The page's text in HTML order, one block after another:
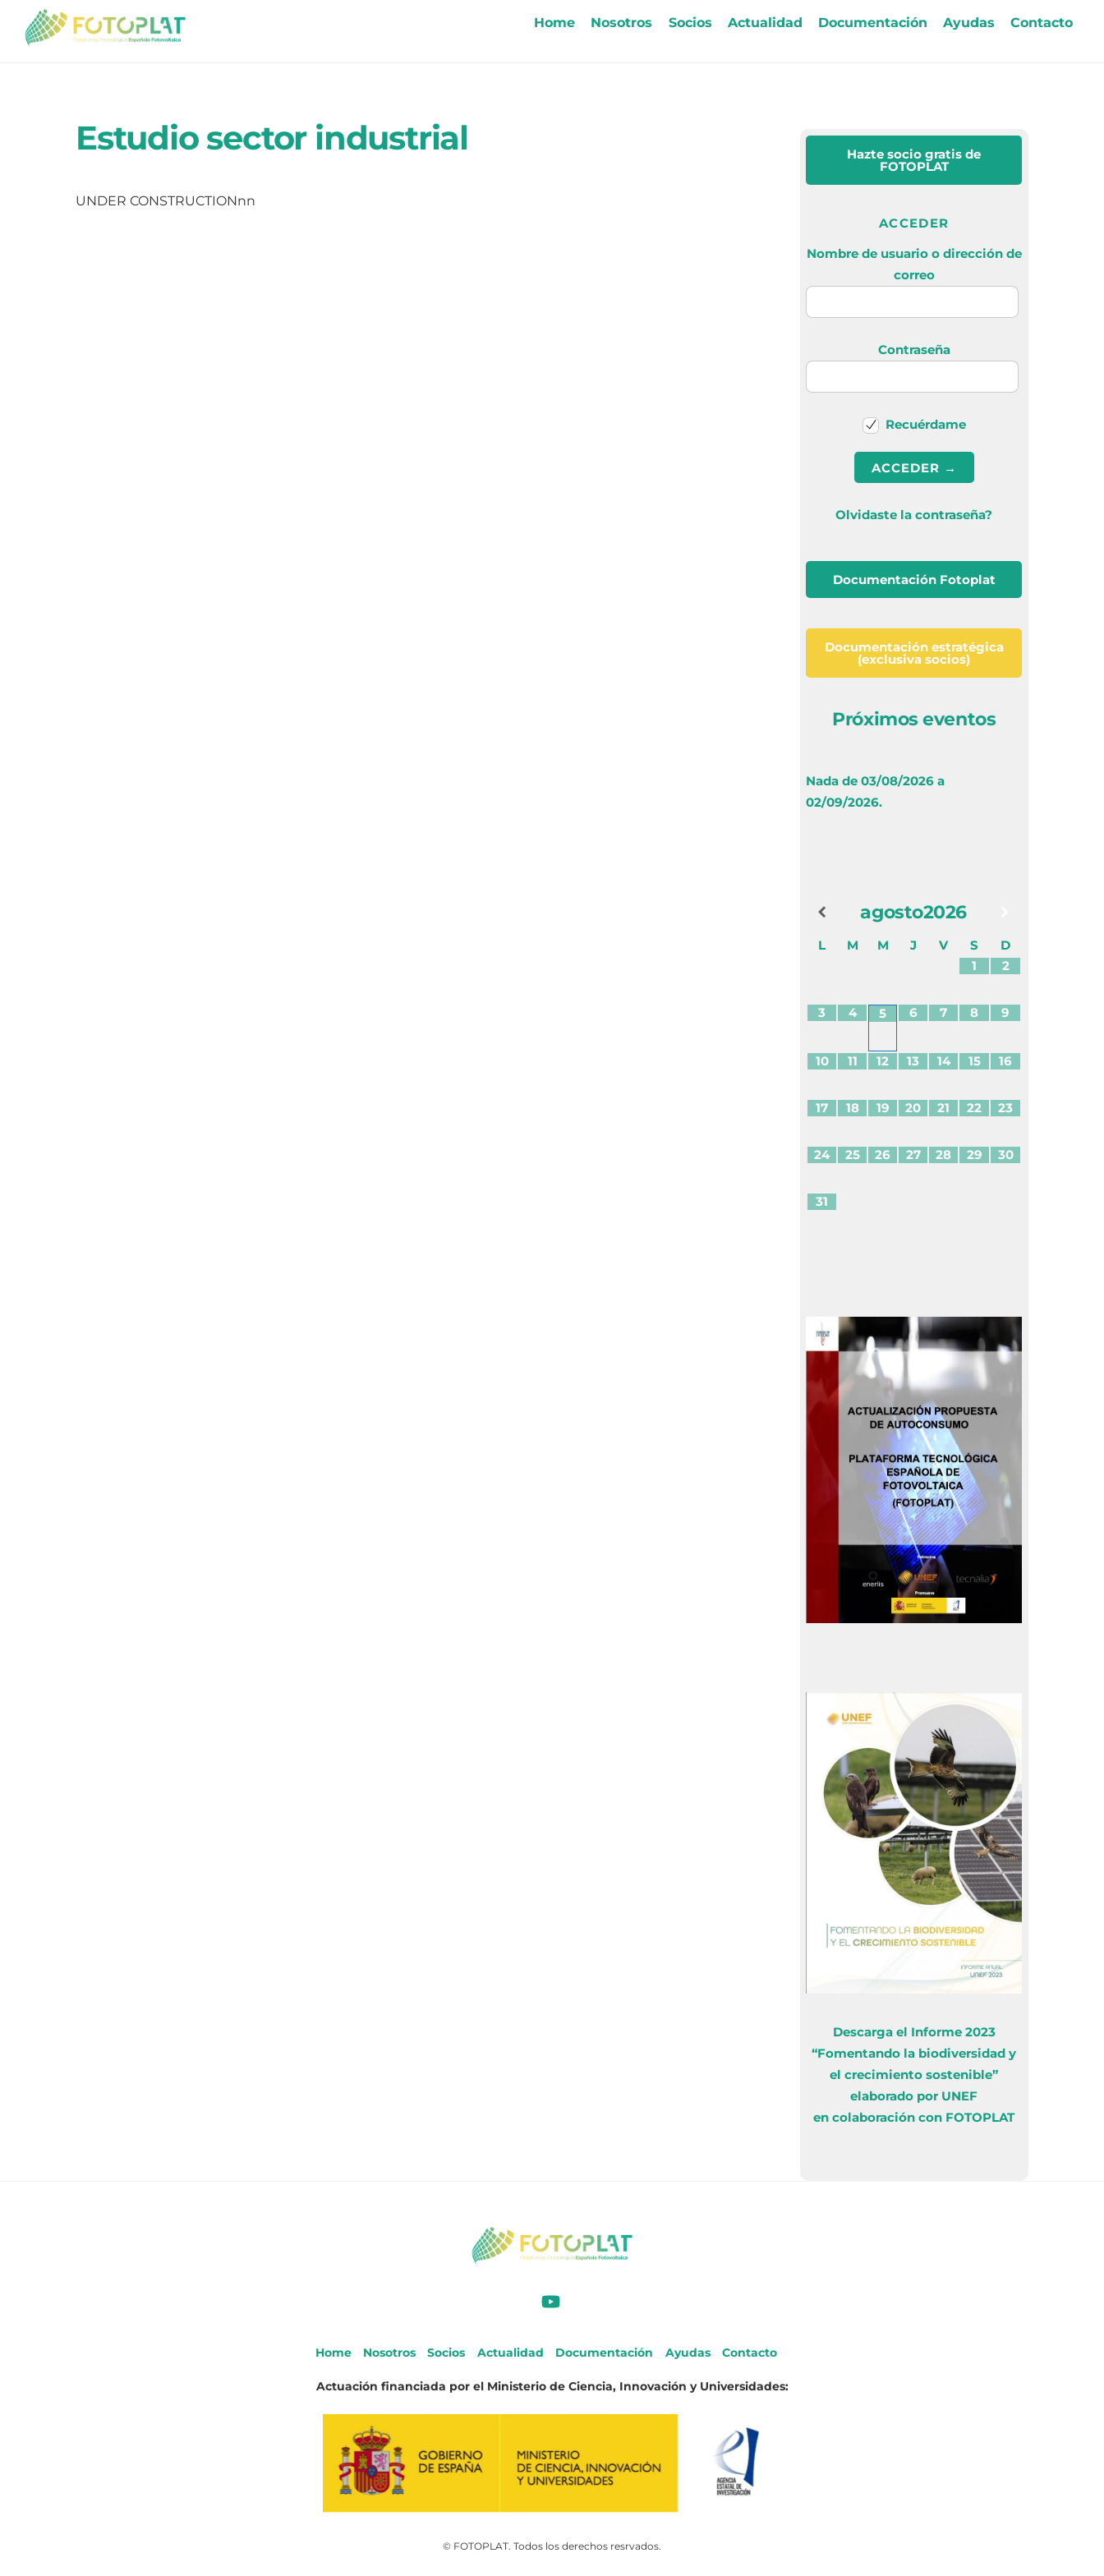
content
Home Nosotros Socios Actualidad Documentación Ayudas Contacto
Estudio sector industrial
UNDER CONSTRUCTIONnn
Hazte socio gratis de
FOTOPLAT
ACCEDER
Nombre de usuario o dirección de
correo
Contraseña
Recuérdame
Olvidaste la contraseña?
Documentación Fotoplat
Documentación estratégica
(exclusiva socios)
Próximos eventos
Nada de 03/08/2026 a
02/09/2026.
agosto2026
L M M J V S
D
1
2
3 4 5 6 7 8 9
10 11 12 13 14 15 16
17 18 19 20 21 22 23
24 25 26 27 28 29 30
31
Descarga el Informe 2023
“Fomentando la biodiversidad y
el crecimiento sostenible”
elaborado por UNEF
en colaboración con FOTOPLAT
Home Nosotros Socios Actualidad Documentación Ayudas Contacto
Actuación financiada por el Ministerio de Ciencia, Innovación y Universidades:
© FOTOPLAT. Todos los derechos resrvados.